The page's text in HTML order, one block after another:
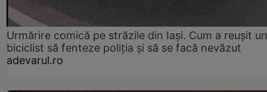
Urmărire comică pe străzile din Iași. Cum a reușit un
biciclist să fenteze poliția și să se facă nevăzut
adevarul.ro